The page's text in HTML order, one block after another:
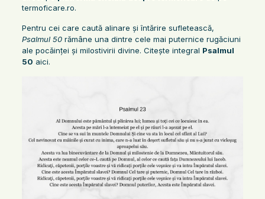
termoficare.ro.
Pentru cei care caută alinare și întărire sufletească,
Psalmul 50rămâne una dintre cele mai puternice rugăciuni
ale pocăinței și milostivirii divine. Citește integral Psalmul
50 aici.